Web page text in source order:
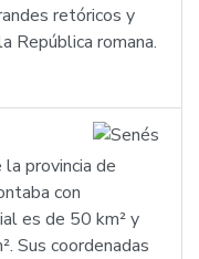
retóricos y
República romana.
provincia de
con
es de 50 km² y
Sus coordenadas